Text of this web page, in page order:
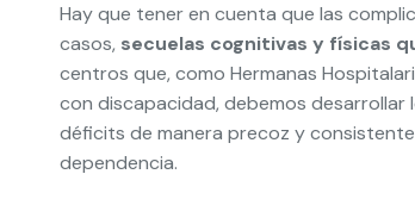
Hay que tener en cuenta que las
casos, secuelas cognitivas y físicas
centros que, como Hermanas
con discapacidad, debemos
déficits de manera precoz y consistente
dependencia.